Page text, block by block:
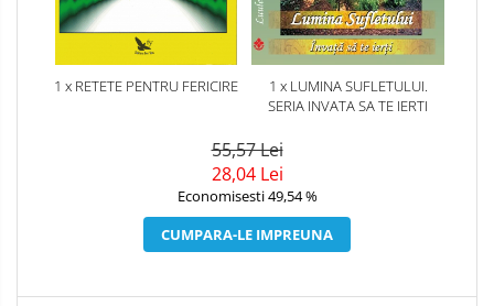
1 x RETETE PENTRU FERICIRE
1 x LUMINA SUFLETULUI.
SERIA INVATA SA TE IERTI
55,57 Lei
28,04 Lei
Economisesti 49,54 %
CUMPARA-LE IMPREUNA